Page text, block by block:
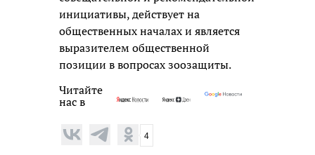
инициативы, действует на
общественных началах и является
выразителем общественной
позиции в вопросах зоозащиты.
Читайте
нас в
4